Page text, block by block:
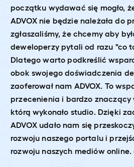
początku wydawać się mogło,
ADVOX nie będzie należała do
zgłaszaliśmy, że chcemy aby
deweloperzy pytali od razu "co
Dlatego warto podkreślić
obok swojego doświadczenia
zaoferował nam ADVOX. To
przecenienia i bardzo znaczący
którą wykonało studio. Dzięki
ADVOX udało nam się
rozwoju naszego portalu i
rozwoju naszych mediów online.